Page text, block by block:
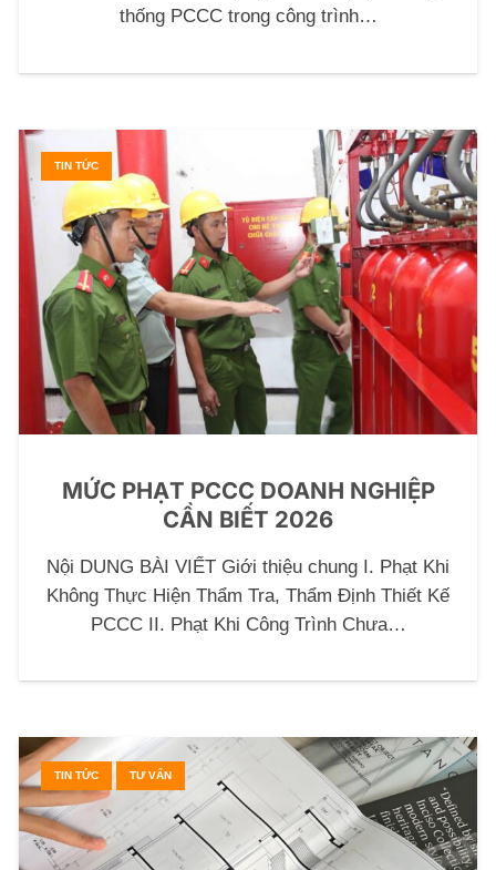
thống PCCC trong công trình…
TIN TỨC
MỨC PHẠT PCCC DOANH NGHIỆP
CẦN BIẾT 2026
Nội DUNG BÀI VIẾT Giới thiệu chung I. Phạt Khi
Không Thực Hiện Thẩm Tra, Thẩm Định Thiết Kế
PCCC II. Phạt Khi Công Trình Chưa…
TIN TỨC TƯ VẤN